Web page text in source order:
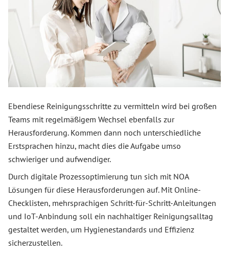
Ebendiese Reinigungsschritte zu vermitteln wird bei großen
Teams mit regelmäßigem Wechsel ebenfalls zur
Herausforderung. Kommen dann noch unterschiedliche
Erstsprachen hinzu, macht dies die Aufgabe umso
schwieriger und aufwendiger.
Durch digitale Prozessoptimierung tun sich mit NOA
Lösungen für diese Herausforderungen auf. Mit Online-
Checklisten, mehrsprachigen Schritt-für-Schritt-Anleitungen
und IoT-Anbindung soll ein nachhaltiger Reinigungsalltag
gestaltet werden, um Hygienestandards und Effizienz
sicherzustellen.